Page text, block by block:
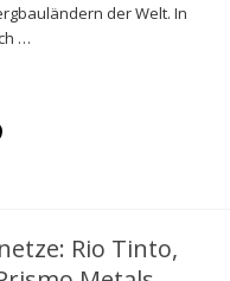
der Welt. In
…
Rio Tinto,